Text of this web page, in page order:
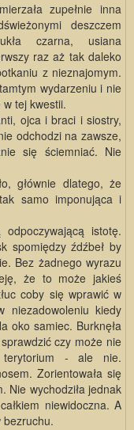
zupełnie inna
deszczem
czarna, usiana
raz aż tak daleko
z nieznajomym.
wydarzeniu i nie
w tej kwestii.
ojca i braci i siostry,
odchodzi na zawsze,
się ściemniać. Nie
głównie dlatego, że
samo imponująca i
istotę.
spomiędzy źdźbeł by
Bez żadnego wyrazu
że to może jakieś
coby się wprawić w
niezadowoleniu kiedy
oko samiec. Burknęła
czy może nie
terytorium - ale nie.
Zorientowała się
Nie wychodziła jednak
niewidoczna. A
bezruchu.